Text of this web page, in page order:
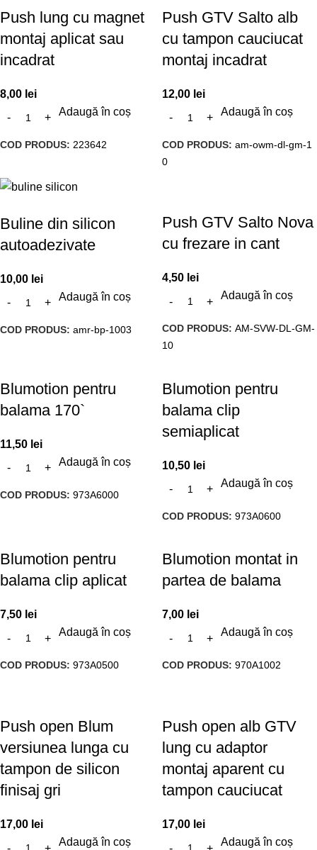
Push lung cu magnet
montaj aplicat sau
incadrat
8,00 lei
Adaugă în coș
COD PRODUS: 223642
Push GTV Salto alb
cu tampon cauciucat
montaj incadrat
12,00 lei
Adaugă în coș
COD PRODUS: am-owm-dl-gm-1
0
Buline din silicon
autoadezivate
10,00 lei
Adaugă în coș
COD PRODUS: amr-bp-1003
Push GTV Salto Nova
cu frezare in cant
4,50 lei
Adaugă în coș
COD PRODUS: AM-SVW-DL-GM-
10
Blumotion pentru
balama 170`
11,50 lei
Adaugă în coș
COD PRODUS: 973A6000
Blumotion pentru
balama clip
semiaplicat
10,50 lei
Adaugă în coș
COD PRODUS: 973A0600
Blumotion pentru
balama clip aplicat
7,50 lei
Adaugă în coș
COD PRODUS: 973A0500
Blumotion montat in
partea de balama
7,00 lei
Adaugă în coș
COD PRODUS: 970A1002
Push open Blum
versiunea lunga cu
tampon de silicon
finisaj gri
17,00 lei
Adaugă în coș
Push open alb GTV
lung cu adaptor
montaj aparent cu
tampon cauciucat
17,00 lei
Adaugă în coș